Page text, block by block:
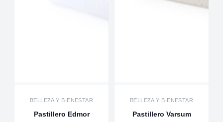
BELLEZA Y BIENESTAR
Pastillero Edmor
BELLEZA Y BIENESTAR
Pastillero Varsum